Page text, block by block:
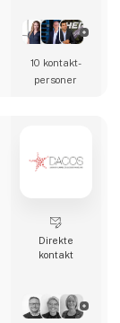
10 kontakt­
personer
Direkte
kontakt